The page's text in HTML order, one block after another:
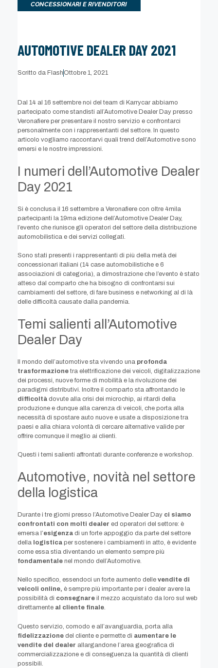
CONCESSIONARI E RIVENDITORI
AUTOMOTIVE DEALER DAY 2021
Scritto da FlashOttobre 1, 2021
Dal 14 al 16 settembre noi del team di Karrycar abbiamo
partecipato come standisti all’Automotive Dealer Day presso
Veronafiere per presentare il nostro servizio e confrontarci
personalmente con i rappresentanti del settore. In questo
articolo vogliamo raccontarvi quali trend dell’Automotive sono
emersi e le nostre impressioni.
I numeri dell’Automotive Dealer
Day 2021
Si è conclusa il 16 settembre a Veronafiere con oltre 4mila
partecipanti la 19ma edizione dell’Automotive Dealer Day,
l’evento che riunisce gli operatori del settore della distribuzione
automobilistica e dei servizi collegati.
Sono stati presenti i rappresentanti di più della metà dei
concessionari italiani (14 case automobilistiche e 6
associazioni di categoria), a dimostrazione che l’evento è stato
atteso dal comparto che ha bisogno di confrontarsi sui
cambiamenti del settore, di fare business e networking al di là
delle difficoltà causate dalla pandemia.
Temi salienti all’Automotive
Dealer Day
Il mondo dell’automotive sta vivendo una profonda
trasformazionetra elettrificazione dei veicoli, digitalizzazione
dei processi, nuove forme di mobilità e la rivoluzione dei
paradigmi distributivi. Inoltre il comparto sta affrontando le
difficoltàdovute alla crisi dei microchip, ai ritardi della
produzione e dunque alla carenza di veicoli, che porta alla
necessità di spostare auto nuove e usate a disposizione tra
paesi e alla chiara volontà di cercare alternative valide per
offrire comunque il meglio ai clienti.
Questi i temi salienti affrontati durante conferenze e workshop.
Automotive, novità nel settore
della logistica
Durante i tre giorni presso l’Automotive Dealer Day ci siamo
confrontati con molti dealer ed operatori del settore: è
emersa l’esigenzadi un forte appoggio da parte del settore
della logisticaper sostenere i cambiamenti in atto, è evidente
come essa stia diventando un elemento sempre più
fondamentalenel mondo dell’Automotive.
Nello specifico, essendoci un forte aumento delle vendite di
veicoli online, è sempre più importante per i dealer avere la
possibilità di consegnareil mezzo acquistato da loro sul web
direttamente al cliente finale.
Questo servizio, comodo e all’avanguardia, porta alla
fidelizzazionedel cliente e permette di aumentare le
vendite del dealer allargandone l’area geografica di
commercializzazione e di conseguenza la quantità di clienti
possibili.